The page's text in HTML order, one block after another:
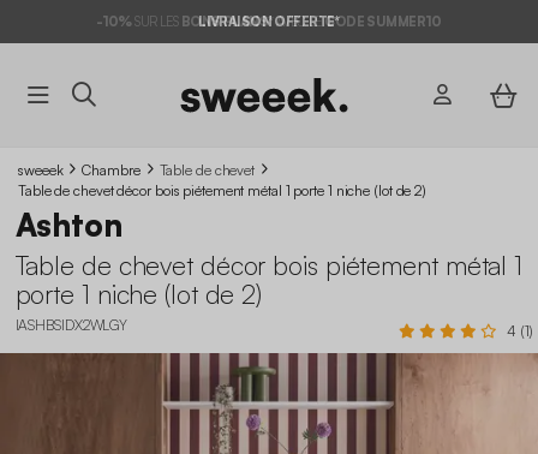
-10% SUR LES BONS PLANS*AVEC LECODE SUMMER10
LIVRAISON OFFERTE*
sweeek Chambre
Table de chevet
Table de chevet décor bois piétement métal 1 porte 1 niche (lot de 2)
Ashton
Table de chevet décor bois piétement métal 1
porte 1 niche (lot de 2)
IASHBSIDX2WLGY 4 (1)